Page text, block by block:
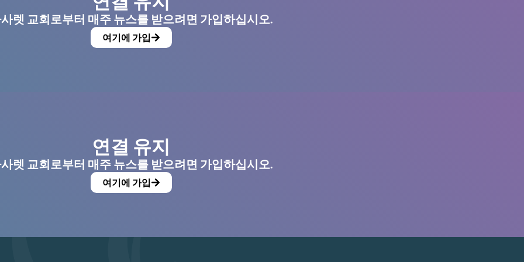
렛 교회로부터 매주 뉴스를 받으려면 가입하십시오.
여기에 가입
연결 유지
렛 교회로부터 매주 뉴스를 받으려면 가입하십시오.
여기에 가입